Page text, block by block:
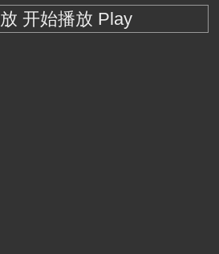
开始播放 Play